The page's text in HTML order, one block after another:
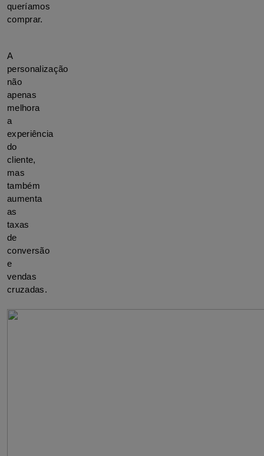
queríamos
comprar.
A
personalização
não
apenas
melhora
a
experiência
do
cliente,
mas
também
aumenta
as
taxas
de
conversão
e
vendas
cruzadas.